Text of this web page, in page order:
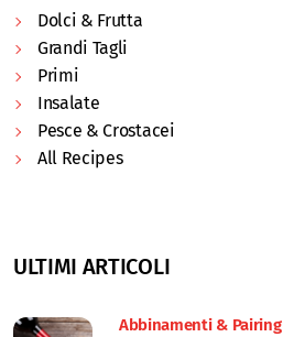
Dolci & Frutta
Grandi Tagli
Primi
Insalate
Pesce & Crostacei
All Recipes
ULTIMI ARTICOLI
Abbinamenti & Pairing